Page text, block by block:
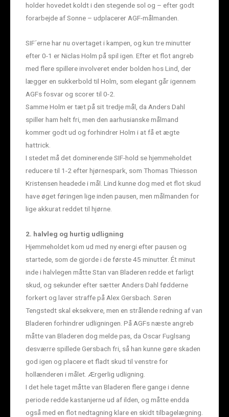
holder hovedet koldt i den stegende sol og – efter godt
forarbejde af Sonne – udplacerer AGF-målmanden.
SIF´erne har nu overtaget i kampen, og kun tre minutter
efter 0-1 er Niclas Holm på spil igen. Efter et flot angreb
med flere spillere involveret ender bolden hos Lind, der
lægger en sukkerbold til Holm, som elegant går igennem
AGFs fosvar og scorer til 0-2.
Samme Holm er tæt på sit tredje mål, da Anders Dahl
spiller ham helt fri, men den aarhusianske målmand
kommer godt ud og forhindrer Holm i at få et ægte
hattrick.
I stedet må det dominerende SIF-hold se hjemmeholdet
reducere til 1-2 efter hjørnespark, som Thomas Thiesson
Kristensen headede i mål. Lind kunne dog med et flot skud
have øget føringen lige inden pausen, men målmanden for
lige akkurat reddet til hjørne.
2. halvleg og hurtig udligning
Hjemmeholdet kom ud med ny energi efter pausen og
startede, som de gjorde i de første 45 minutter. Ét minut
inde i halvlegen måtte Stan van Bladeren redde et farligt
skud, og sekunder efter sætter Anders Dahl fødderne
forkert og laver straffe på Alex Gersbach. Søren
Tengstedt skal eksekvere, men en strålende redning af van
Bladeren forhindrer udligningen. På AGFs næste angreb
måtte van Bladeren dog melde pas, da Oscar Fuglsang
desværre spillede Gersbach fri, så han kunne gøre skaden
god igen og placere et fladt skud til venstre for
hollænderen i målet. Ærgerlig udligning.
I det hele taget måtte van Bladeren flere gange i denne
periode redde kastanjerne ud af ilden, og måtte endda
også med en flot nedtagning klare en skidt tilbagelægning.